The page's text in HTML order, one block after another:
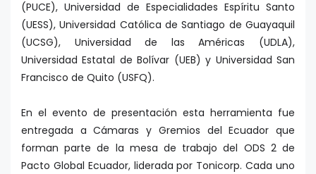
(PUCE), Universidad de Especialidades Espíritu Santo
(UESS), Universidad Católica de Santiago de Guayaquil
(UCSG), Universidad de las Américas (UDLA),
Universidad Estatal de Bolívar (UEB) y Universidad San
Francisco de Quito (USFQ).
En el evento de presentación esta herramienta fue
entregada a Cámaras y Gremios del Ecuador que
forman parte de la mesa de trabajo del ODS 2 de
Pacto Global Ecuador, liderada por Tonicorp. Cada uno